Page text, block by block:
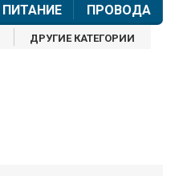
ПИТАНИЕ ПРОВОДА
ДРУГИЕ КАТЕГОРИИ